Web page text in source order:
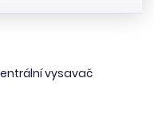
vysavač